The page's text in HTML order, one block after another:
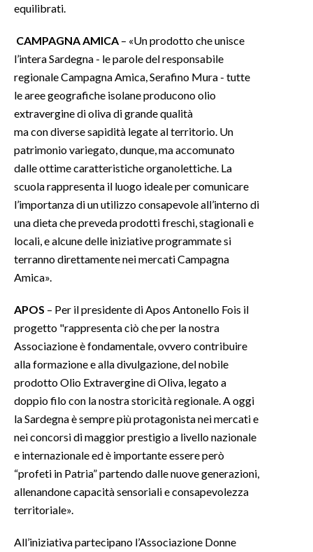
equilibrati.
CAMPAGNA AMICA – «Un prodotto che unisce
l’intera Sardegna - le parole del responsabile
regionale Campagna Amica, Serafino Mura - tutte
le aree geografiche isolane producono olio
extravergine di oliva di grande qualità
ma con diverse sapidità legate al territorio. Un
patrimonio variegato, dunque, ma accomunato
dalle ottime caratteristiche organolettiche. La
scuola rappresenta il luogo ideale per comunicare
l’importanza di un utilizzo consapevole all’interno di
una dieta che preveda prodotti freschi, stagionali e
locali, e alcune delle iniziative programmate si
terranno direttamente nei mercati Campagna
Amica».
APOS – Per il presidente di Apos Antonello Fois il
progetto "rappresenta ciò che per la nostra
Associazione è fondamentale, ovvero contribuire
alla formazione e alla divulgazione, del nobile
prodotto Olio Extravergine di Oliva, legato a
doppio filo con la nostra storicità regionale. A oggi
la Sardegna è sempre più protagonista nei mercati e
nei concorsi di maggior prestigio a livello nazionale
e internazionale ed è importante essere però
“profeti in Patria” partendo dalle nuove generazioni,
allenandone capacità sensoriali e consapevolezza
territoriale».
All’iniziativa partecipano l’Associazione Donne